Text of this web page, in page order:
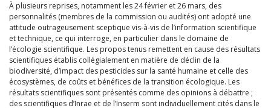
À plusieurs reprises, notamment les 24 février et 26 mars, des
personnalités (membres de la commission ou audités) ont adopté une
attitude outrageusement sceptique vis-à-vis de l’information scientifique
et technique, ce qui interroge, en particulier dans le domaine de
l’écologie scientifique. Les propos tenus remettent en cause des résultats
scientifiques établis collégialement en matière de déclin de la
biodiversité, d’impact des pesticides sur la santé humaine et celle des
écosystèmes, de coûts et bénéfices de la transition écologique. Les
résultats scientifiques sont présentés comme des opinions à débattre ;
des scientifiques d’Inrae et de l’Inserm sont individuellement cités dans le